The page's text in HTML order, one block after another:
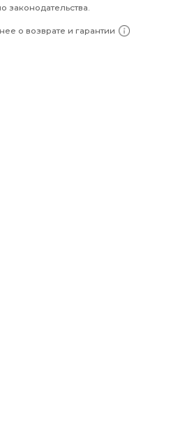
законодательства.
о возврате и гарантии